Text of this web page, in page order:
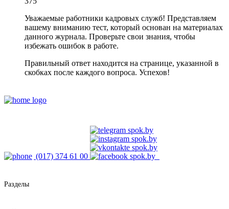
Уважаемые работники кадровых служб! Представляем
вашему вниманию тест, который основан на материалах
данного журнала. Проверьте свои знания, чтобы
избежать ошибок в работе.
Правильный ответ находится на странице, указанной в
скобках после каждого вопроса. Успехов!
(017) 374 61 00
Разделы